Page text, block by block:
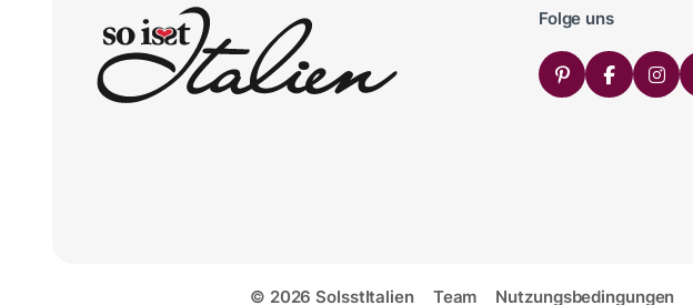
Folge uns
© 2026 SoIsstItalien Team Nutzungsbedingungen